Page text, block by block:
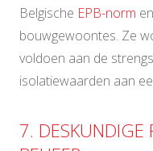
Belgische EPB-norm
bouwgewoontes. Ze
voldoen aan de
isolatiewaarden aan
7. DESKUNDIGE